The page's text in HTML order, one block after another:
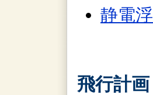
静電
飛行計画